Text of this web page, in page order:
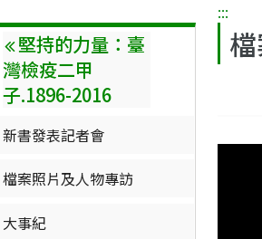
堅持的力量：臺
灣檢疫二甲
子.1896-2016
新書發表記者會
檔案照片及人物專訪
大事紀
:::